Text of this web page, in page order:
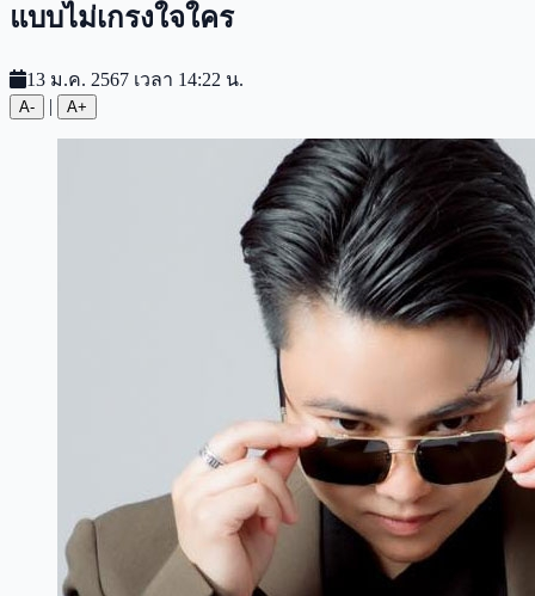
แบบไม่เกรงใจใคร
13 ม.ค. 2567 เวลา 14:22 น.
A- | A+